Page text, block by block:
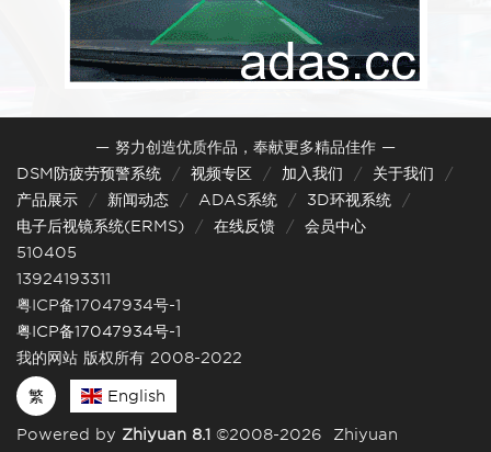
— 努力创造优质作品，奉献更多精品佳作 —
DSM防疲劳预警系统
视频专区 加入我们
关于我们
产品展示
新闻动态 ADAS系统
3D环视系统
电子后视镜系统(ERMS)
在线反馈
会员中心
510405
13924193311
粤ICP备17047934号-1
粤ICP备17047934号-1
我的网站 版权所有 2008-2022
繁 English
Powered by Zhiyuan 8.1 ©2008-2026 Zhiyuan